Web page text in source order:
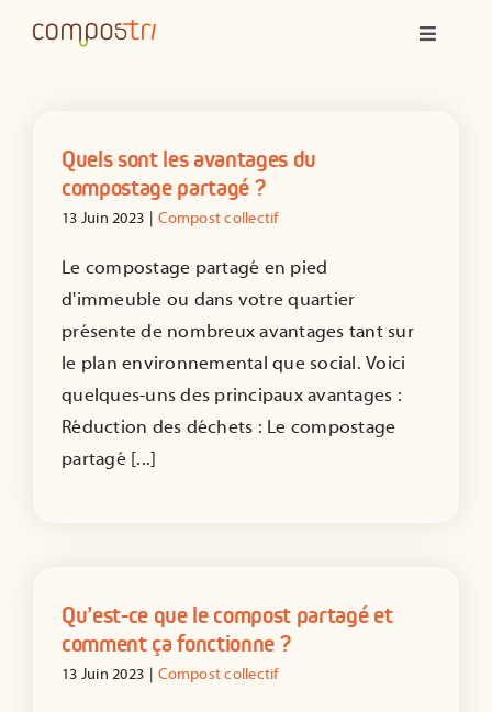
Compostage partagé
Formations
Ressources
Quels sont les avantages du
compostage partagé ?
13 Juin 2023 Compost collectif
Le compostage partagé en pied
d'immeuble ou dans votre quartier
présente de nombreux avantages tant sur
le plan environnemental que social. Voici
quelques-uns des principaux avantages :
Réduction des déchets : Le compostage
partagé [...]
Qu’est-ce que le compost partagé et
comment ça fonctionne ?
13 Juin 2023 Compost collectif